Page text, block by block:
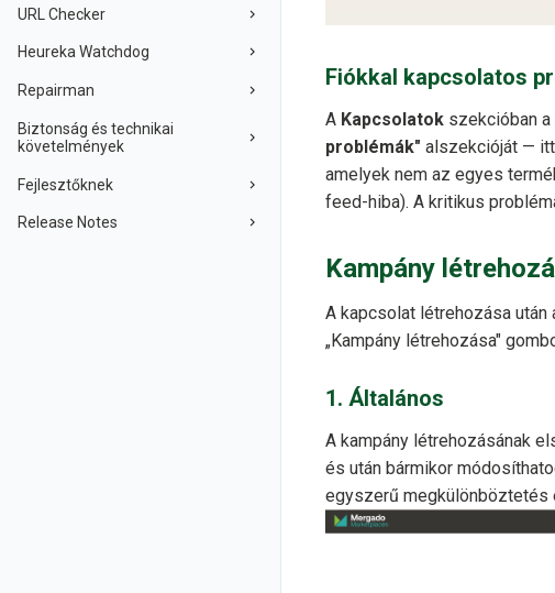
URL Checker
Heureka Watchdog
Repairman
Biztonság és technikai
követelmények
Fejlesztőknek
Release Notes
Fiókkal kapcsolatos
A Kapcsolatok szekcióban
problémák" alszekcióját — itt
amelyek nem az egyes
feed-hiba). A kritikus
Kampány
A kapcsolat létrehozása után
„Kampány létrehozása"
1. Általános
A kampány létrehozásának
és után bármikor
egyszerű megkülönböztetés